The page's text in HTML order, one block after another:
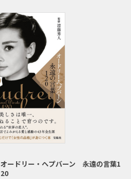
オードリー・ヘプバーン 永遠の言葉1
20